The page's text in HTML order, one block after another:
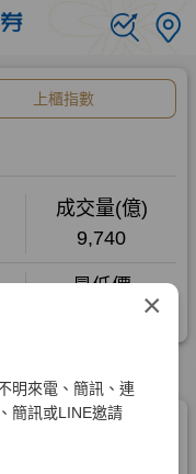
×
明來電、簡訊、連
簡訊或LINE邀請